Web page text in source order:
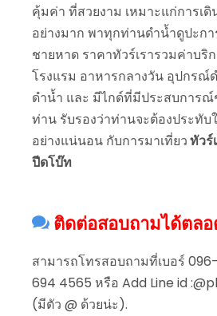
คุ้มค่า ที่สวยงาม เหมาะแก่การเ
อย่างมาก พาทุกท่านดำน้ำดูปะก
ชายหาด ราคาทัวร์เรารวมค่าบริ
โรงแรม อาหารกลางวัน อุปกร
ดำน้ำ และ มีไกด์ที่มีประสบการ
ท่าน รับรองว่าท่านจะต้องประทับ
อย่างแน่นอน กับการมาเที่ยวทัวร์
ปีดโบ๊ท
ติดต่อสอบถามได้ตล
สามารถโทรสอบถามที่เบอร์
694 4565 หรือ Add Line id
(มีตัว @ ด้วยน่ะ).